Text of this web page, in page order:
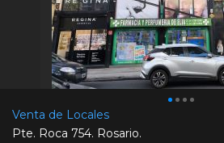
Venta de Locales
Pte. Roca 754. Rosario.